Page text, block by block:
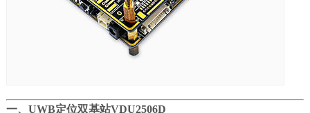
一、UWB定位双基站VDU2506D